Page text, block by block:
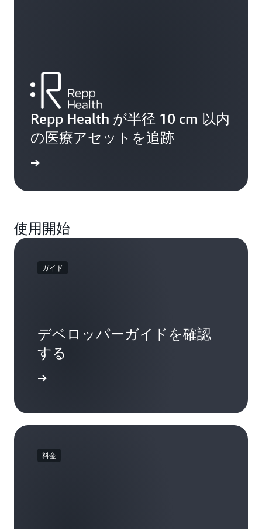
Repp Health が半径 10 cm 以内
の医療アセットを追跡
使用開始
ガイド
デベロッパーガイドを確認
する
料金